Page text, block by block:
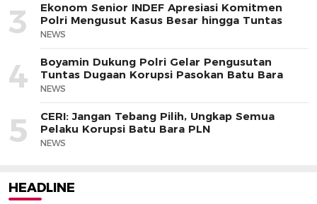
3
Ekonom Senior INDEF Apresiasi Komitmen
Polri Mengusut Kasus Besar hingga Tuntas
NEWS
4
Boyamin Dukung Polri Gelar Pengusutan
Tuntas Dugaan Korupsi Pasokan Batu Bara
NEWS
5
CERI: Jangan Tebang Pilih, Ungkap Semua
Pelaku Korupsi Batu Bara PLN
NEWS
HEADLINE